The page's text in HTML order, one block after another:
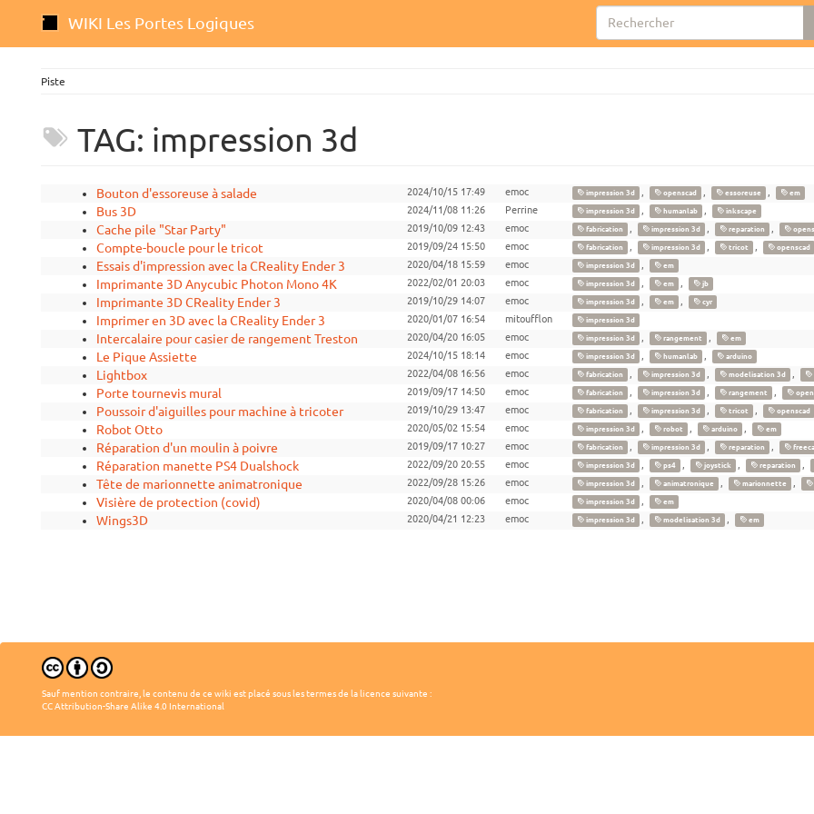
WIKI Les Portes Logiques
Piste
TAG: impression 3d
Bouton d'essoreuse à salade 2024/10/15 17:49 emoc impression 3d openscad essoreuse em
Bus 3D 2024/11/08 11:26 Perrine impression 3d humanlab inkscape
Cache pile "Star Party" 2019/10/09 12:43 emoc fabrication impression 3d reparation
Compte-boucle pour le tricot 2019/09/24 15:50 emoc fabrication impression 3d tricot openscad
Essais d'impression avec la CReality Ender 3 2020/04/18 15:59 emoc impression 3d em
Imprimante 3D Anycubic Photon Mono 4K 2022/02/01 20:03 emoc impression 3d em jb
Imprimante 3D CReality Ender 3 2019/10/29 14:07 emoc impression 3d em cyr
Imprimer en 3D avec la CReality Ender 3 2020/01/07 16:54 mitoufflon impression 3d
Intercalaire pour casier de rangement Treston 2020/04/20 16:05 emoc impression 3d rangement em
Le Pique Assiette 2024/10/15 18:14 emoc impression 3d humanlab arduino
Lightbox 2022/04/08 16:56 emoc fabrication impression 3d modelisation 3d
Porte tournevis mural 2019/09/17 14:50 emoc fabrication impression 3d rangement
Poussoir d'aiguilles pour machine à tricoter 2019/10/29 13:47 emoc fabrication impression 3d tricot openscad
Robot Otto 2020/05/02 15:54 emoc impression 3d robot arduino em
Réparation d'un moulin à poivre 2019/09/17 10:27 emoc fabrication impression 3d reparation
Réparation manette PS4 Dualshock 2022/09/20 20:55 emoc impression 3d ps4 joystick reparation
Tête de marionnette animatronique 2022/09/28 15:26 emoc impression 3d animatronique marionnette
Visière de protection (covid) 2020/04/08 00:06 emoc impression 3d em
Wings3D 2020/04/21 12:23 emoc impression 3d modelisation 3d em
Sauf mention contraire, le contenu de ce wiki est placé sous les termes de la licence suivante :
CC Attribution-Share Alike 4.0 International